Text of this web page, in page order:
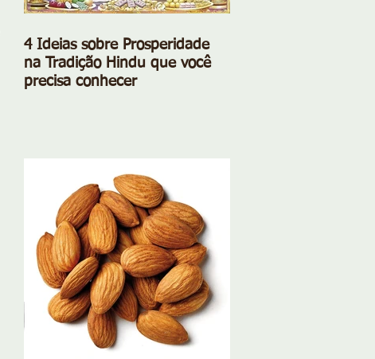
4 Ideias sobre Prosperidade
na Tradição Hindu que você
precisa conhecer